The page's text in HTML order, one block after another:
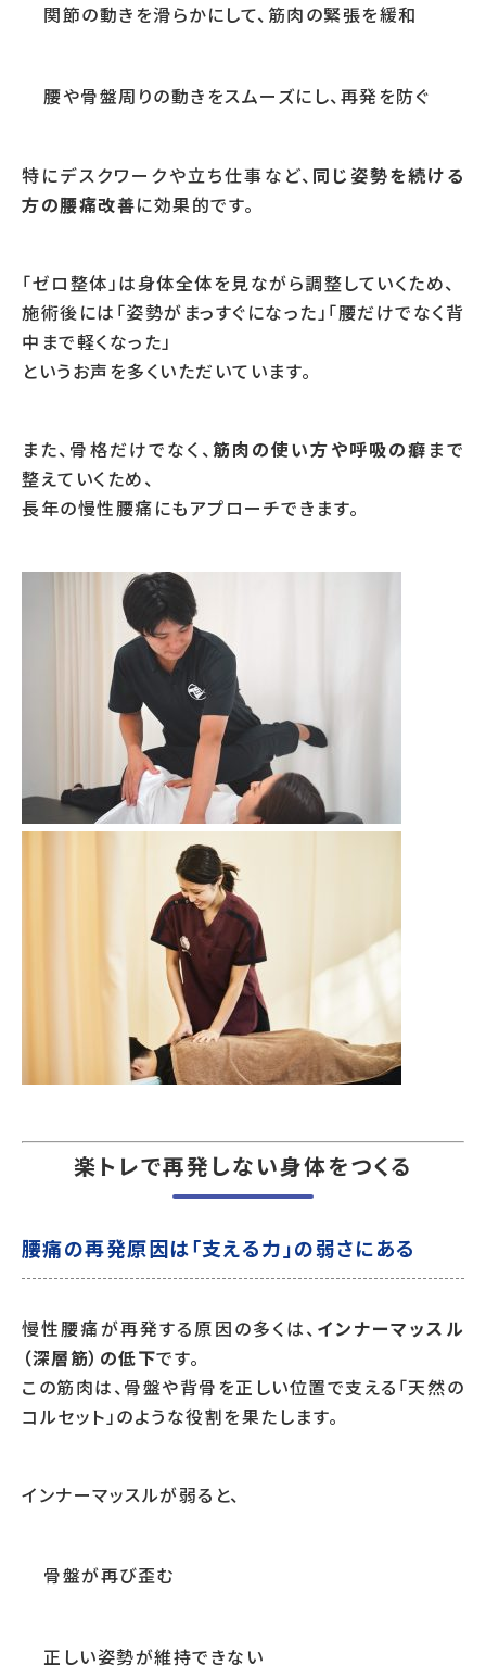
関節の動きを滑らかにして、筋肉の緊張を緩和
腰や骨盤周りの動きをスムーズにし、再発を防ぐ
特にデスクワークや立ち仕事など、 同じ姿勢を続ける
方の腰痛改善に効果的です。
「ゼロ整体」は身体全体を見ながら調整していくため、
施術後には「姿勢がまっすぐになった」「腰だけでなく背
中まで軽くなった」
というお声を多くいただいています。
また、骨格だけでなく、筋肉の使い方や呼吸の癖 まで
整えていくため、
長年の慢性腰痛にもアプローチできます。
楽トレで再発しない身体をつくる
腰痛の再発原因は「支える力」の弱さにある
慢性腰痛が再発する原因の多くは、 インナーマッスル
（深層筋）の低下です。
この筋肉は、骨盤や背骨を正しい位置で支える「天然の
コルセット」のような役割を果たします。
インナーマッスルが弱ると、
骨盤が再び歪む
正しい姿勢が維持できない